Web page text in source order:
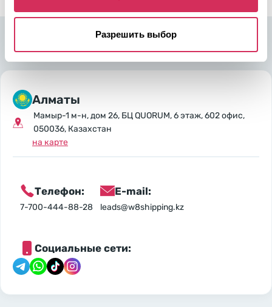
Разрешить выбор
Алматы
Мамыр-1 м-н, дом 26, БЦ QUORUM, 6 этаж, 602 офис,
050036, Казахстан
на карте
Телефон:
7-700-444-88-28
E-mail:
leads@w8shipping.kz
Социальные сети: